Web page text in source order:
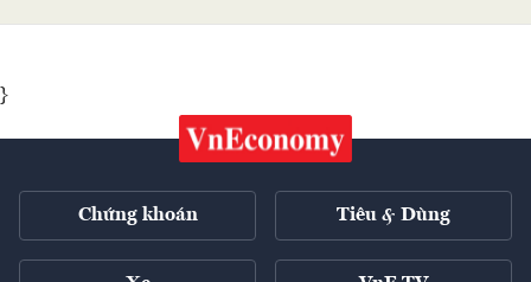
}
Chứng khoán Tiêu & Dùng